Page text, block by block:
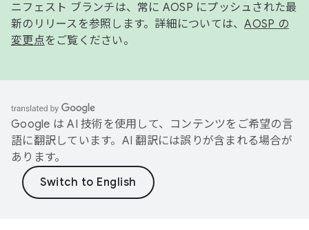
ニフェスト ブランチは、常に AOSP にプッシュされた最
新のリリースを参照します。詳細については、AOSP の
変更点をご覧ください。
Google は AI 技術を使用して、コンテンツをご希望の言
語に翻訳しています。AI 翻訳には誤りが含まれる場合が
あります。